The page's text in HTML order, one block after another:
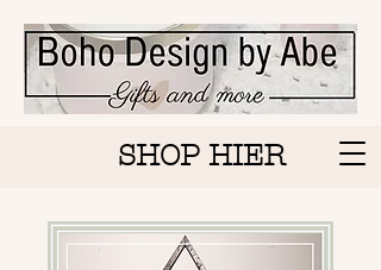
SHOP HIER